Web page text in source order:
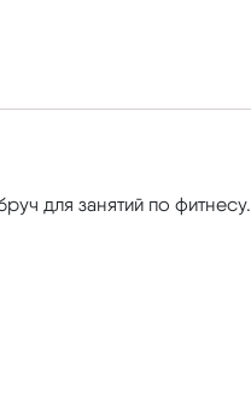
для занятий по фитнесу.